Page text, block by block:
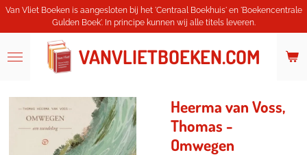
Ga
hoofdinhoud
VANVLIETBOEKEN.COM
Van Vliet Boeken is aangesloten bij het 'Centraal Boekhuis' en 'Boekencentrale
Gulden Boek'. In principe kunnen wij alle titels leveren.
Heerma van Voss,
Thomas -
Omwegen